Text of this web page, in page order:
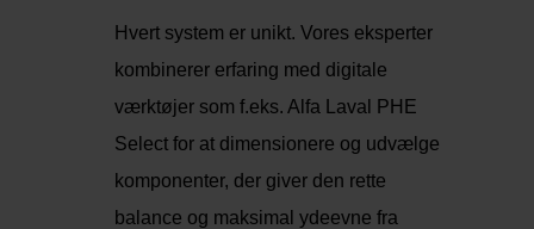
Hvert system er unikt. Vores eksperter
kombinerer erfaring med digitale
værktøjer som f.eks. Alfa Laval PHE
Select for at dimensionere og udvælge
komponenter, der giver den rette
balance og maksimal ydeevne fra